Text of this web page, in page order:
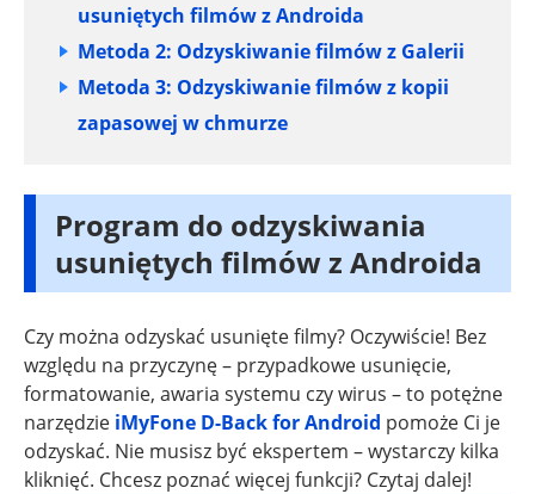
usuniętych filmów z Androida
Metoda 2: Odzyskiwanie filmów z Galerii
Metoda 3: Odzyskiwanie filmów z kopii
zapasowej w chmurze
Program do odzyskiwania
usuniętych filmów z Androida
Czy można odzyskać usunięte filmy? Oczywiście! Bez
względu na przyczynę – przypadkowe usunięcie,
formatowanie, awaria systemu czy wirus – to potężne
narzędzie iMyFone D-Back for Android pomoże Ci je
odzyskać. Nie musisz być ekspertem – wystarczy kilka
kliknięć. Chcesz poznać więcej funkcji? Czytaj dalej!